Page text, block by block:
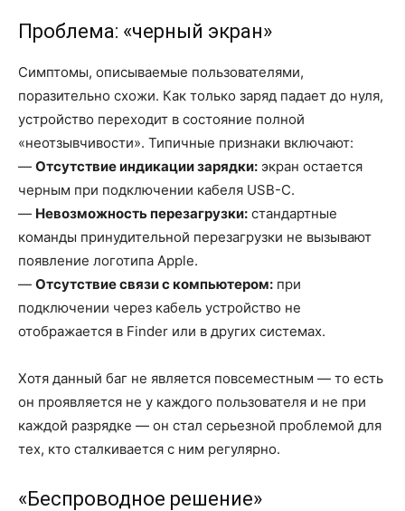
Проблема: «черный экран»
Симптомы, описываемые пользователями,
поразительно схожи. Как только заряд падает до нуля,
устройство переходит в состояние полной
«неотзывчивости». Типичные признаки включают:
— Отсутствие индикации зарядки: экран остается
черным при подключении кабеля USB-C.
— Невозможность перезагрузки: стандартные
команды принудительной перезагрузки не вызывают
появление логотипа Apple.
— Отсутствие связи с компьютером: при
подключении через кабель устройство не
отображается в Finder или в других системах.
Хотя данный баг не является повсеместным — то есть
он проявляется не у каждого пользователя и не при
каждой разрядке — он стал серьезной проблемой для
тех, кто сталкивается с ним регулярно.
«Беспроводное решение»